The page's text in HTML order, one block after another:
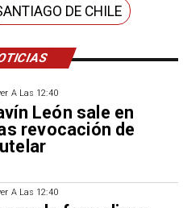
A Las 12:40
León sale en
revocación de
A Las 12:40
DE CHILE